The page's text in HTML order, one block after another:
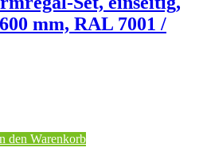
mm, RAL 7001 /
den Warenkorb